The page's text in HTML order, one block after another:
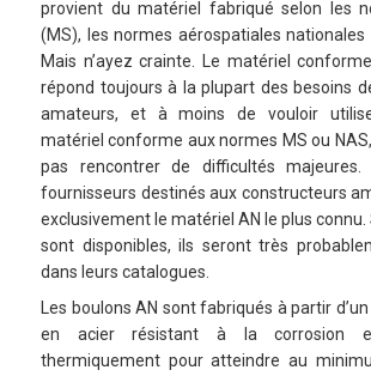
provient du matériel fabriqué selon les
(MS), les normes aérospatiales nationales
Mais n’ayez crainte. Le matériel
répond toujours à la plupart des besoins
amateurs, et à moins de vouloir
matériel conforme aux normes MS ou
pas rencontrer de difficultés
fournisseurs destinés aux constructeurs
exclusivement le matériel AN le plus connu.
sont disponibles, ils seront très
dans leurs catalogues.
Les boulons AN sont fabriqués à partir
en acier résistant à la corrosion
thermiquement pour atteindre au